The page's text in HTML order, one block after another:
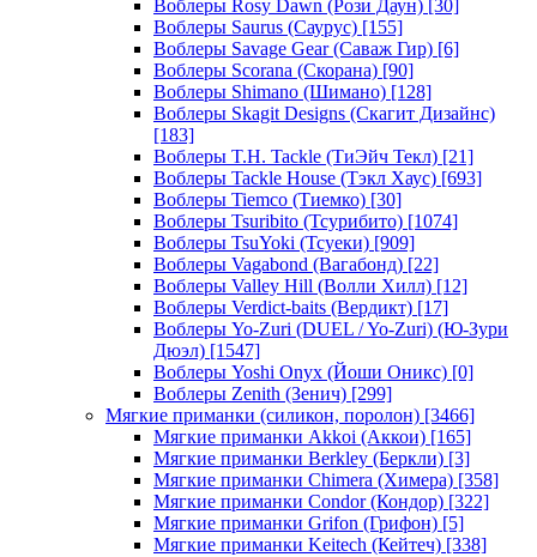
Воблеры Rosy Dawn (Рози Даун) [30]
Воблеры Saurus (Саурус) [155]
Воблеры Savage Gear (Саваж Гир) [6]
Воблеры Scorana (Скорана) [90]
Воблеры Shimano (Шимано) [128]
Воблеры Skagit Designs (Скагит Дизайнс)
[183]
Воблеры T.H. Tackle (ТиЭйч Текл) [21]
Воблеры Tackle House (Тэкл Хаус) [693]
Воблеры Tiemco (Тиемко) [30]
Воблеры Tsuribito (Тсурибито) [1074]
Воблеры TsuYoki (Тсуеки) [909]
Воблеры Vagabond (Вагабонд) [22]
Воблеры Valley Hill (Волли Хилл) [12]
Воблеры Verdict-baits (Вердикт) [17]
Воблеры Yo-Zuri (DUEL / Yo-Zuri) (Ю-Зури
Дюэл) [1547]
Воблеры Yoshi Onyx (Йоши Оникс) [0]
Воблеры Zenith (Зенич) [299]
Мягкие приманки (силикон, поролон) [3466]
Мягкие приманки Akkoi (Аккои) [165]
Мягкие приманки Berkley (Беркли) [3]
Мягкие приманки Chimera (Химера) [358]
Мягкие приманки Condor (Кондор) [322]
Мягкие приманки Grifon (Грифон) [5]
Мягкие приманки Keitech (Кейтеч) [338]